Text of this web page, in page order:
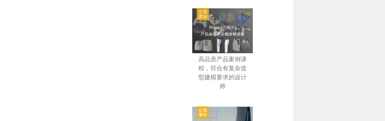
高品质产品案例课
程，符合有复杂造
型建模要求的设计
师